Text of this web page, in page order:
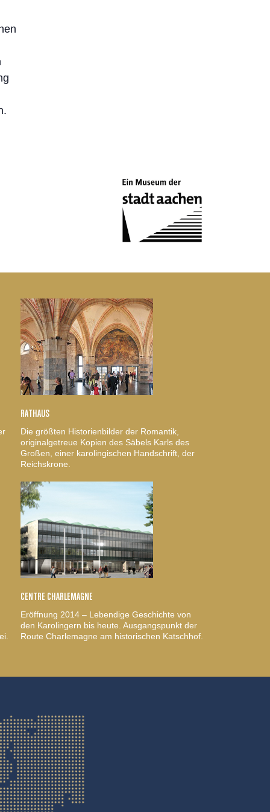
RATHAUS
Die größten Historienbilder der Romantik,
originalgetreue Kopien des Säbels Karls des
Großen, einer karolingischen Handschrift, der
Reichskrone.
CENTRE CHARLEMAGNE
Eröffnung 2014 – Lebendige Geschichte von
den Karolingern bis heute. Ausgangspunkt der
Route Charlemagne am historischen Katschhof.